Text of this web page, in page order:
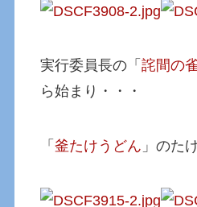
実行委員長の「詫間の
ら始まり・・・
「釜たけうどん 」のた